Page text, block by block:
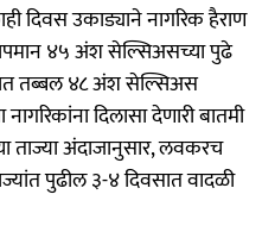
दिवस उकाड्याने नागरिक हैराण
४५ अंश सेल्सिअसच्या पुढे
तब्बल ४८ अंश सेल्सिअस
दिलासा देणारी बातमी
ताज्या अंदाजानुसार, लवकरच
पुढील ३-४ दिवसात वादळी